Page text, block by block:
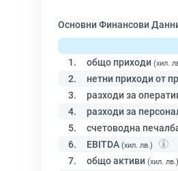
Основни Финансови
1.
общо приходи (хил.
2. нетни приходи от
3. разходи за
4. разходи за
5. счетоводна
6. EBITDA (хил. лв.)
7. общо активи (хил. лв.)